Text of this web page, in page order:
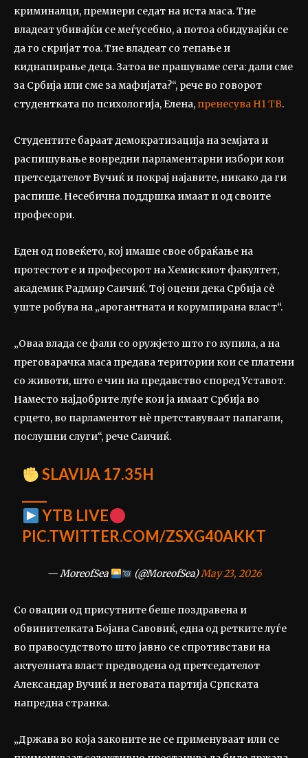
криминалци, премиери седат на иста маса. Тие
владеат убивајќи се меѓусебно, а потоа обидувајќи се
да го скријат тоа. Тие владеат со тепање и
киднапирање деца. Затоа ве прашуваме сега: дали сме
за Србија или сме за мафијата?“, рече во говорот
студентката по психологија, Елена, пренесува Н1 ТВ.
Студентите бараат демократизација на земјата и
распишување вонредни парламентарни избори кои
претседателот Вучиќ и покрај најавите, никако да ги
распише. Несебична поддршка имаат и од своите
професори.
Еден од повеќето, кој имаше свое обраќање на
протестот е и професорот на Хемискиот факултет,
академик Радмир Саичиќ. Тој оцени дека Србија сè
уште робува на „арогантната и корумпирана власт“.
„Оваа влада се фали со оружјето што го купила, а на
преговарачка маса предава територии кои се платени
со животи, што е чин на предавство според Уставот.
Наместо најдобрите луѓе кои ја имаат Србија во
срцето, во парламентот нè претставуваат папагали,
послушни слуги“, рече Саичиќ.
SLAVIJA 17.35H
YTB LIVE
PIC.TWITTER.COM/ZSXG40AKKT
— MoreofSea (@MoreofSea)May 23, 2026
Со овации од присутните беше поздравена и
обвинителката Бојана Савовиќ, една од ретките луѓе
во правосудството што јавно се спротивстави на
актуелната власт предводена од претседателот
Александар Вучиќ и неговата партија Српската
напредна странка.
„Држава во која законите не се применуваат или се